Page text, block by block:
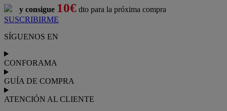
y consigue 10€ dto para la próxima compra
SUSCRIBIRME
SÍGUENOS EN
CONFORAMA
GUÍA DE COMPRA
ATENCIÓN AL CLIENTE